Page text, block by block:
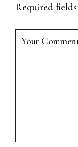
Required